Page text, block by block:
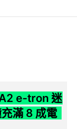
e-tron 迷
滿 8 成電